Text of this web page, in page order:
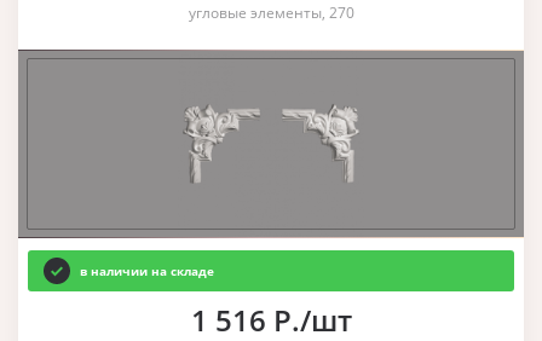
угловые элементы, 270
в наличии на складе
1 516 Р./шт